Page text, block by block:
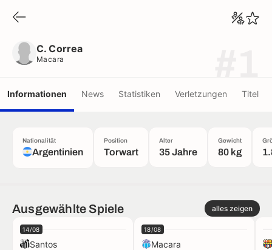
C. Correa
Macara
Informationen News Statistiken Verletzungen Titel
Nationalität
Argentinien
Position
Torwart
Alter
35 Jahre
Gewicht
80 kg
Ausgewählte Spiele alles zeigen
14/08
Santos
18/08
Macara